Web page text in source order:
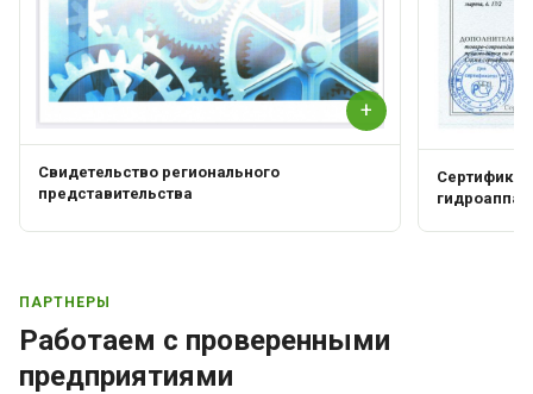
+
Свидетельство регионального
представительства
Сертификат
ПАРТНЕРЫ
Работаем с проверенными
предприятиями